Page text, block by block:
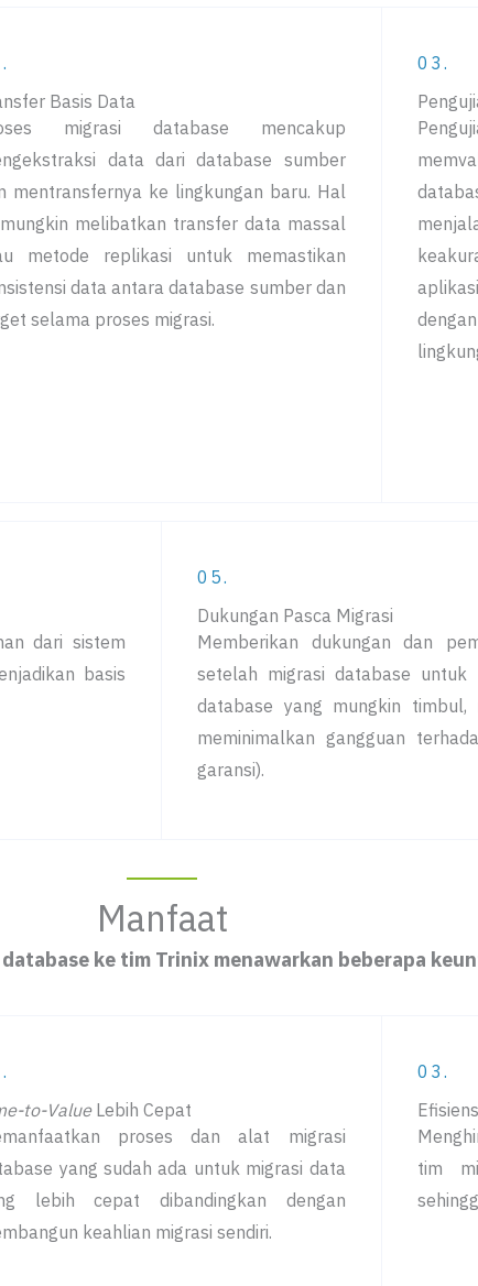
Basis Data
migrasi database mencakup
data dari database sumber
mentransfernya ke lingkungan baru. Hal
melibatkan transfer data massal
metode replikasi untuk memastikan
data antara database sumber dan
selama proses migrasi.
03.
dari sistem
basis
05.
Dukungan Pasca Migrasi
Memberikan dukungan dan
setelah migrasi database untuk
database yang mungkin timbul,
meminimalkan gangguan
garansi).
Manfaat
ke tim Trinix menawarkan beberapa
to-ValueLebih Cepat
proses dan alat migrasi
yang sudah ada untuk migrasi data
lebih cepat dibandingkan dengan
keahlian migrasi sendiri.
03.
tim